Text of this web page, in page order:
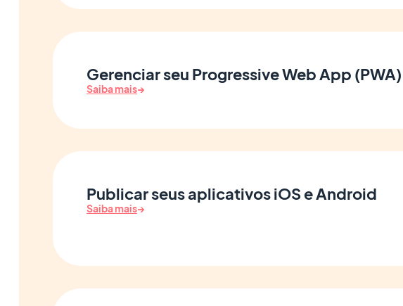
Gerenciar seu Progressive Web App (PWA)
Saiba mais→
Publicar seus aplicativos iOS e Android
Saiba mais→